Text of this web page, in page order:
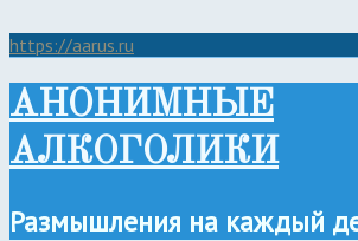
https://aarus.ru
АНОНИМНЫЕ
АЛКОГОЛИКИ
Размышления на каждый